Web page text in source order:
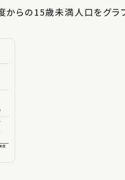
らの15歳未満人口をグラ